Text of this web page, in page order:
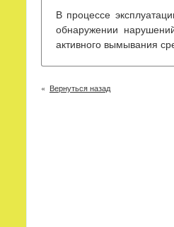
В процессе
обнаружении
активного вымывания
Вернуться назад